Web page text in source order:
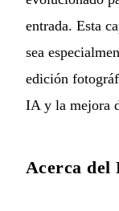
entrada. Esta
sea
edición
IA y la mejora
Acerca del